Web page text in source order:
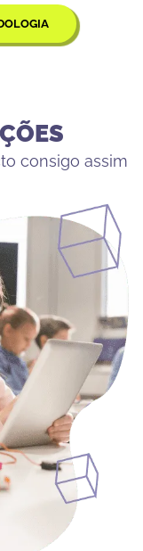
consigo assim